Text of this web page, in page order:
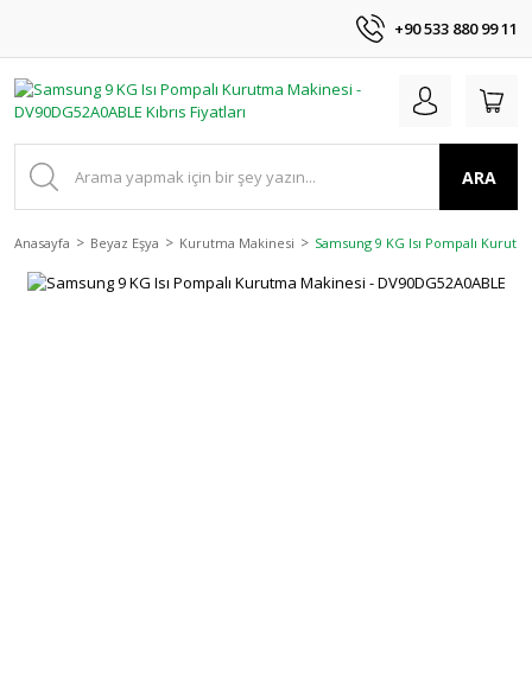
+90 533 880 99 11
ARA
Anasayfa Beyaz Eşya Kurutma Makinesi Samsung 9 KG Isı Pompalı